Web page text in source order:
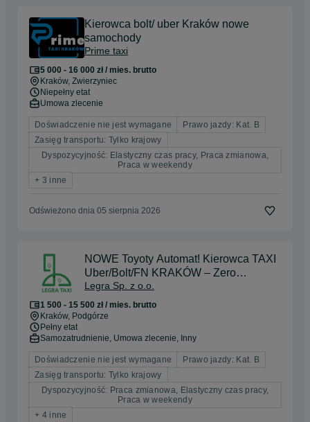
Kierowca bolt/ uber Kraków nowe
samochody
Prime taxi
5 000 - 16 000 zł / mies. brutto
Kraków, Zwierzyniec
Niepełny etat
Umowa zlecenie
Doświadczenie nie jest wymagane
Prawo jazdy: Kat. B
Zasięg transportu: Tylko krajowy
Dyspozycyjność: Elastyczny czas pracy, Praca zmianowa,
Praca w weekendy
+ 3 inne
Odświeżono dnia 05 sierpnia 2026
NOWE Toyoty Automat! Kierowca TAXI
Uber/Bolt/FN KRAKÓW – Zero
kosztów!
Legra Sp. z o.o.
1 500 - 15 500 zł / mies. brutto
Kraków, Podgórze
Pełny etat
Samozatrudnienie, Umowa zlecenie, Inny
Doświadczenie nie jest wymagane
Prawo jazdy: Kat. B
Zasięg transportu: Tylko krajowy
Dyspozycyjność: Praca zmianowa, Elastyczny czas pracy,
Praca w weekendy
+ 4 inne